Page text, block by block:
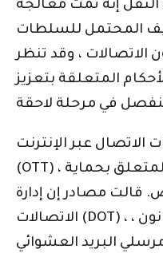
النقل إنه تمت معالجة
المحتمل للسلطات
، وقد تنظر
المتعلقة بتعزيز
الاتصال عبر الإنترنت
(OTT) ، ينصب التركيز على التنظيم المتعلق بحماية
قالت مصادر إن إدارة
الاتصالات (DOT) ، من خلال أحكام مشروع القانون ،
البريد العشوائي